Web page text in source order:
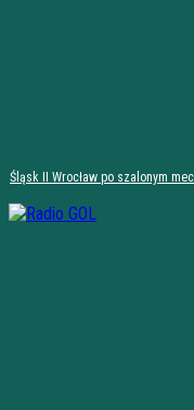
Śląsk II Wrocław po szalonym